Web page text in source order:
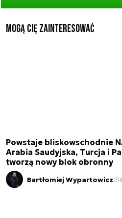
Mogą Cię zainteresować
Powstaje bliskowschodnie
Arabia Saudyjska, Turcja i
tworzą nowy blok obronny
Bartłomiej Wypartowicz